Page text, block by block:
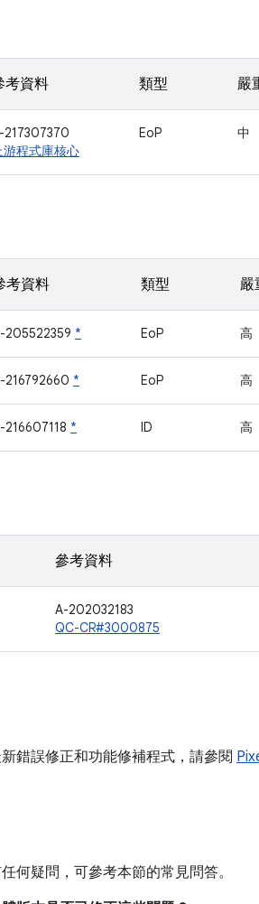
考資料 類型 嚴
217307370
游程式庫核心
EoP 中
考資料 類型 嚴
205522359 * EoP 高
216792660 * EoP 高
216607118 * ID 高
參考資料
A-202032183
QC-CR#3000875
錯誤修正和功能修補程式，請參閱
何疑問，可參考本節的常見問答。